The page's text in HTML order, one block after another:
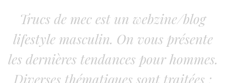
Trucs de mec est un webzine/blog
lifestyle masculin. On vous présente
les dernières tendances pour hommes.
Diverses thématiques sont traitées :